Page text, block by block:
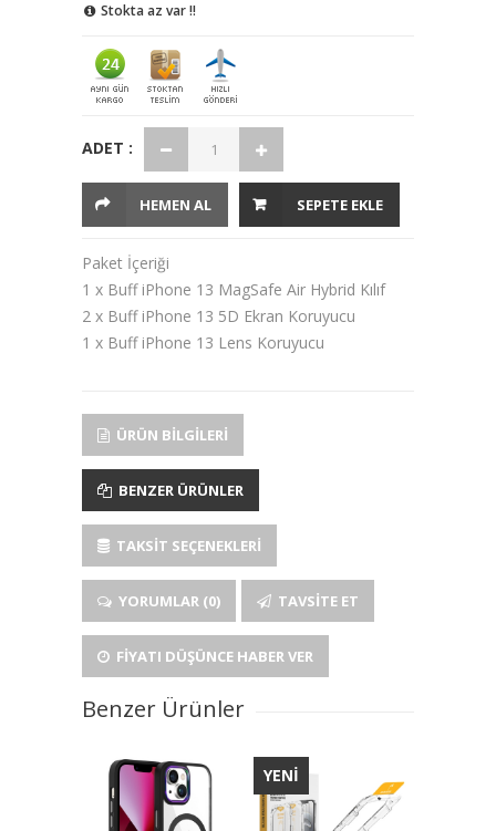
Stokta az var !!
ADET :
HEMEN AL SEPETE EKLE
Paket İçeriği
1 x Buff iPhone 13 MagSafe Air Hybrid Kılıf
2 x Buff iPhone 13 5D Ekran Koruyucu
1 x Buff iPhone 13 Lens Koruyucu
ÜRÜN BILGILERI
BENZER ÜRÜNLER
TAKSIT SEÇENEKLERI
YORUMLAR (0) TAVSITE ET
FIYATI DÜŞÜNCE HABER VER
Benzer Ürünler
YENİ